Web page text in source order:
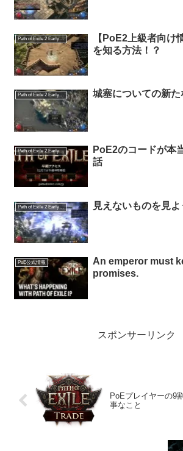
Path of Exile 2 Early Access
【PoE2上級者向け
を知る方法！？
Path of Exile 2 Early Access 城塞についての新た
Path of Exile 2 Early Access
PoE2のコードが本
話
Path of Exile 2 Early Access 見えないものを見
PoE公式情報
An emperor must
promises.
スポンサーリンク
PoEプレイヤーの9
事なこと